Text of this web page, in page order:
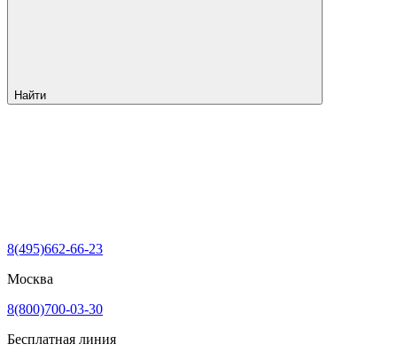
Найти
8(495)662-66-23
Москва
8(800)700-03-30
Бесплатная линия